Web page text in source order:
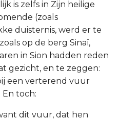
is zelfs in Zijn heilige
(zoals
duisternis, werd er te
op de berg Sinaï,
in Sion hadden reden
gezicht, en te zeggen:
een verterend vuur
En toch:
dit vuur, dat hen